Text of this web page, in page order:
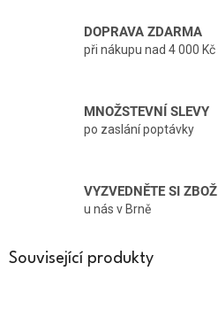
DOPRAVA ZDARMA
při nákupu nad 4 000 Kč
MNOŽSTEVNÍ SLEVY
po zaslání poptávky
VYZVEDNĚTE SI ZBOŽÍ
u nás v Brně
Související produkty